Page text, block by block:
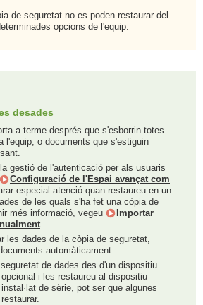
de seguretat no es poden restaurar del
opcions de l'equip.
desades
a terme després que s'esborrin totes
l'equip, o documents que s'estiguin
gestió de l'autenticació per als usuaris
Configuració de l'Espai avançat com
especial atenció quan restaureu en un
de les quals s'ha fet una còpia de
més informació, vegeu
Importar
les dades de la còpia de seguretat,
automàticament.
de dades des d'un dispositiu
i les restaureu al dispositiu
de sèrie, pot ser que algunes